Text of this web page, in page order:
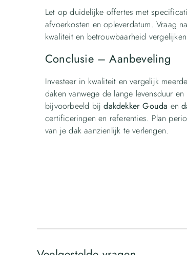
Let op duidelijke offertes met
afvoerkosten en opleverdatum. Vraag
kwaliteit en betrouwbaarheid
Conclusie – Aanbeveling
Investeer in kwaliteit en vergelijk
daken vanwege de lange levensduur
bijvoorbeeld bijdakdekker Gouda en
certificeringen en referenties. Plan
van je dak aanzienlijk te verlengen.